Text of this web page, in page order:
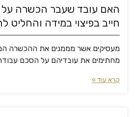
האם עובד שעבר הכשרה על
חייב בפיצוי במידה והחליט
מעסיקים אשר מממנים את ההכשרה
מחתימים את עובדיהם על הסכם
קרא עוד »